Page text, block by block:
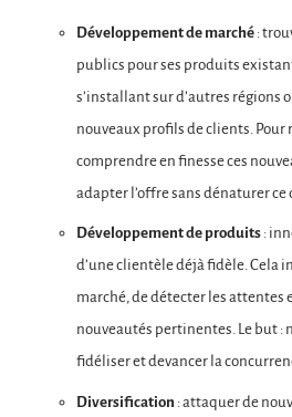
Développement de marché :
publics pour ses produits
s’installant sur d’autres régions
nouveaux profils de clients. Pour
comprendre en finesse ces
adapter l’offre sans dénaturer ce
Développement de produits :
d’une clientèle déjà fidèle. Cela
marché, de détecter les attentes
nouveautés pertinentes. Le but :
fidéliser et devancer la
Diversification : attaquer de